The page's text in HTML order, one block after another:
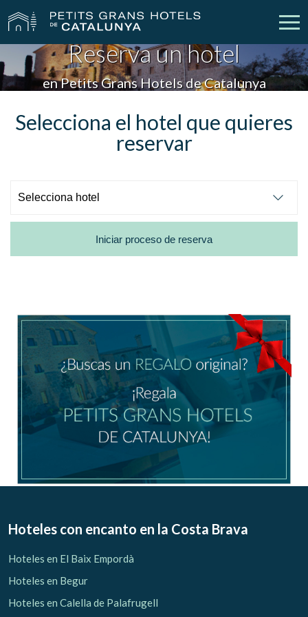
Nuestros Hoteles Escapadas
Bodas Empresas
Cheques Regalo Descubre Catalunya
Ubicación/nombre del hotel
CA ES EN
Reserva un hotel
en Petits Grans Hotels de Catalunya
Selecciona el hotel que quieres
reservar
Iniciar proceso de reserva
Hoteles con encanto en la Costa Brava
Hoteles en El Baix Empordà
Hoteles en Begur
Hoteles en Calella de Palafrugell
Modificar cookies
Si continua navegando, supone la aceptación de la
de configurar su navegador pudiendo, si así lo desea,
deberá tener en cuenta que dicha acción podrá ocasionar